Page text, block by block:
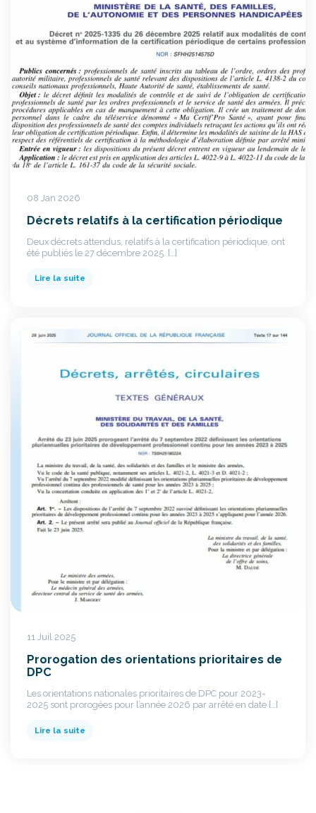
08 Jan 2026
Décrets relatifs à la certification périodique
Deux décrets attendus, relatifs à la certification périodique, ont
été publiés le 27 décembre 2025. […]
Lire la suite
11 Juil 2025
Prorogation des orientations prioritaires de
DPC
Les orientations nationales prioritaires de DPC pour 2023-
2025 sont prorogées pour l’année 2026 par arrêté en date […]
Lire la suite